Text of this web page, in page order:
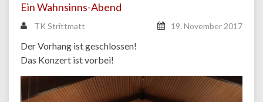
Ein Wahnsinns-Abend
TK Strittmatt 19. November 2017
Der Vorhang ist geschlossen!
Das Konzert ist vorbei!